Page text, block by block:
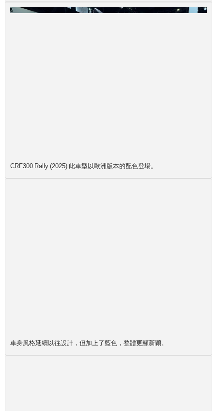
CRF300 Rally (2025) 此車型以歐洲版本的配色登場。
車身風格延續以往設計，但加上了藍色，整體更顯新穎。